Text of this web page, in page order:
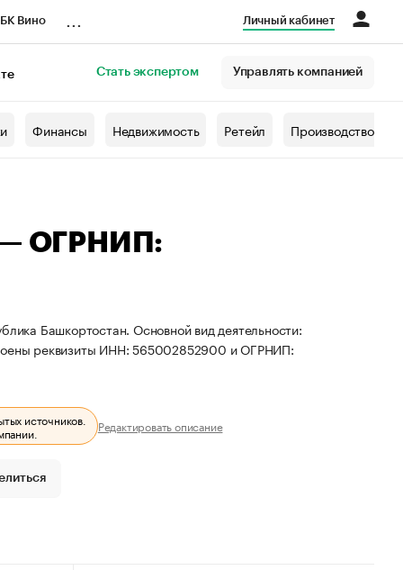
Вино Личный кабинет
Стать экспертом Управлять компанией
Финансы Недвижимость Ретейл Производство
— ОГРНИП:
Башкортостан. Основной вид деятельности:
реквизиты ИНН: 565002852900 и ОГРНИП:
источников.
Редактировать описание